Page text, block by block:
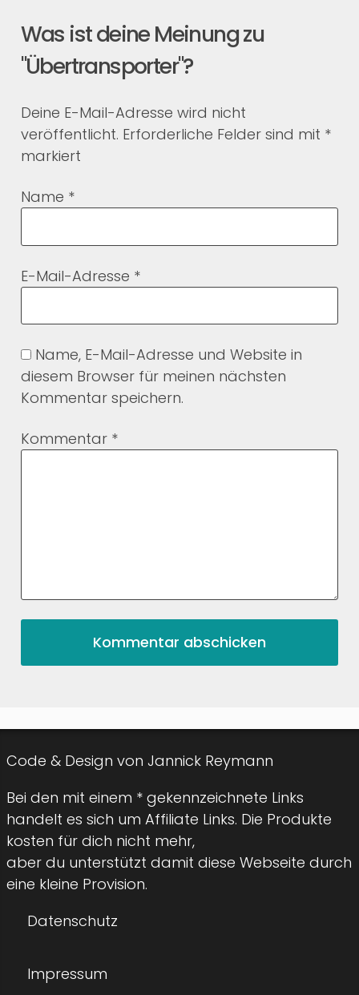
Was ist deine Meinung zu
"Übertransporter"?
Deine E-Mail-Adresse wird nicht
veröffentlicht. Erforderliche Felder sind mit *
markiert
Name *
E-Mail-Adresse *
Name, E-Mail-Adresse und Website in
diesem Browser für meinen nächsten
Kommentar speichern.
Kommentar *
Code & Design von Jannick Reymann
Bei den mit einem * gekennzeichnete Links
handelt es sich um Affiliate Links. Die Produkte
kosten für dich nicht mehr,
aber du unterstützt damit diese Webseite durch
eine kleine Provision.
Datenschutz
Impressum